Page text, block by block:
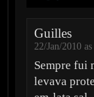
Guilles
22/Jan/2010
Sempre fui
levava